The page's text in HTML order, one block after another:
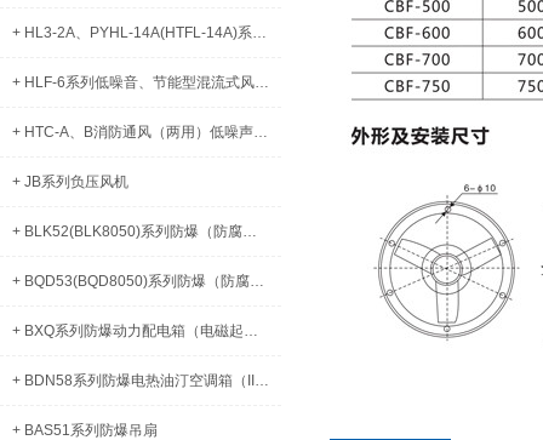
+ HL3-2A、PYHL-14A(HTFL-14A)系列混流式高温排烟风机
+ HLF-6系列低噪音、节能型混流式风机箱
+ HTC-A、B消防通风（两用）低噪声柜式离心风机
+ JB系列负压风机
+ BLK52(BLK8050)系列防爆（防腐）断路器（IIB、IIC、DIP）
+ BQD53(BQD8050)系列防爆（防腐）电磁起动器（IIB、IIC、DIP）
+ BXQ系列防爆动力配电箱（电磁起动）（IIB、IIC、DIP）
+ BDN58系列防爆电热油汀空调箱（IIB）
+ BAS51系列防爆吊扇